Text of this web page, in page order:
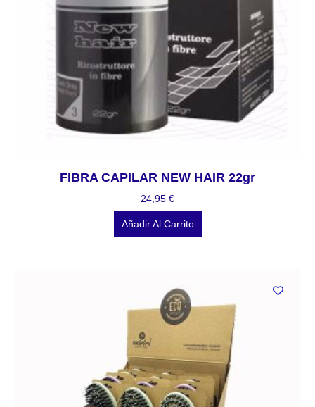
FIBRA CAPILAR NEW HAIR 22gr
24,95 €
Añadir Al Carrito